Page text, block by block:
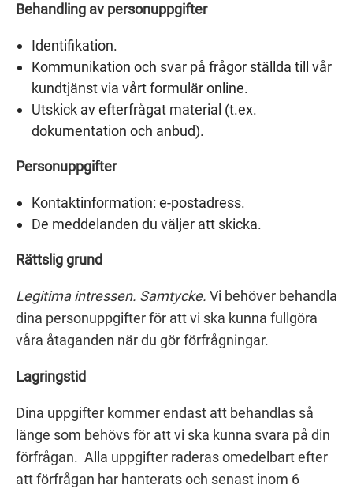
Behandling av personuppgifter
Identifikation.
Kommunikation och svar på frågor ställda till vår
kundtjänst via vårt formulär online.
Utskick av efterfrågat material (t.ex.
dokumentation och anbud).
Personuppgifter
Kontaktinformation: e-postadress.
De meddelanden du väljer att skicka.
Rättslig grund
Legitima intressen. Samtycke. Vi behöver behandla
dina personuppgifter för att vi ska kunna fullgöra
våra åtaganden när du gör förfrågningar.
Lagringstid
Dina uppgifter kommer endast att behandlas så
länge som behövs för att vi ska kunna svara på din
förfrågan. Alla uppgifter raderas omedelbart efter
att förfrågan har hanterats och senast inom 6